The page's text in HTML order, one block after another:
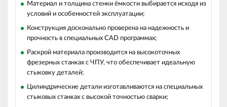
Материал и толщина стенки ёмкости выбирается исходя из
условий и особенностей эксплуатации;
Конструкция досконально проверена на надежность и
прочность в специальных CAD программах;
Раскрой материала производится на высокоточных
фрезерных станках с ЧПУ, что обеспечивает идеальную
стыковку деталей;
Цилиндрические детали изготавливаются на специальных
стыковых станках с высокой точностью сварки;